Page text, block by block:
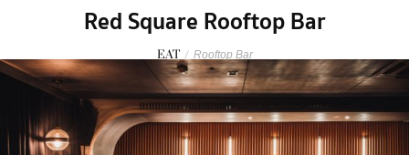
Red Square Rooftop Bar
EAT / Rooftop Bar